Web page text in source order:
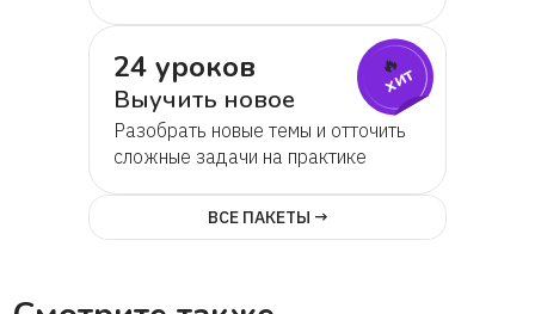
24 уроков
Выучить новое
Разобрать новые темы и отточить
сложные задачи на практике
🔥
хит
ВСЕ ПАКЕТЫ →